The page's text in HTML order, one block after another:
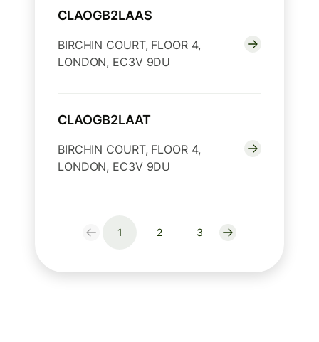
CLAOGB2LAAS
BIRCHIN COURT, FLOOR 4,
LONDON, EC3V 9DU
CLAOGB2LAAT
BIRCHIN COURT, FLOOR 4,
LONDON, EC3V 9DU
1 2 3